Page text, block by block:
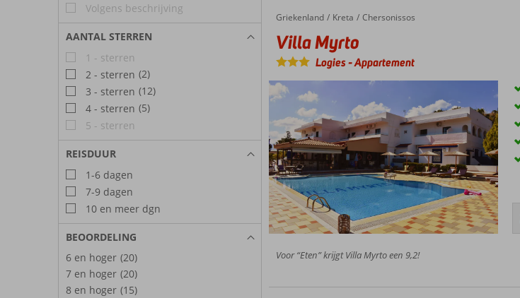
Volgens beschrijving
AANTAL STERREN
1 - sterren
2 - sterren (2)
3 - sterren (12)
4 - sterren (5)
5 - sterren
REISDUUR
1-6 dagen
7-9 dagen
10 en meer dgn
BEOORDELING
6 en hoger (20)
7 en hoger (20)
8 en hoger (15)
Home
Griekenland Kreta Chersonissos
Villa Myrto
Villa Myrto
Logies-Appartement
Voor “Eten” krijgt Villa Myrto een 9,2!